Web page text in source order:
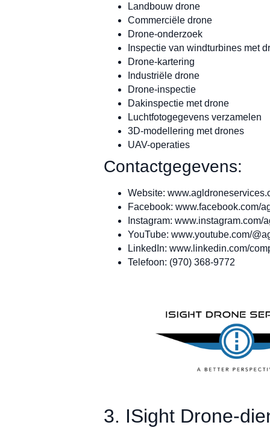
Landbouw drone
Commerciële drone
Drone-onderzoek
Inspectie van windturbines met
Drone-kartering
Industriële drone
Drone-inspectie
Dakinspectie met drone
Luchtfotogegevens verzamelen
3D-modellering met drones
UAV-operaties
Contactgegevens:
Website:
Facebook: www.facebook.com/
Instagram: www.instagram.com/
YouTube: www.youtube.com/
LinkedIn: www.linkedin.com/
Telefoon: (970) 368-9772
3. ISight Drone-